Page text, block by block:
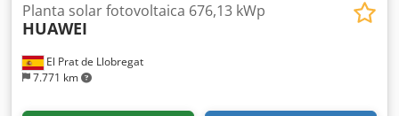
El Prat de Llobregat
7.771 km
Planta solar fotovoltaica 676,13 kWp
HUAWEI